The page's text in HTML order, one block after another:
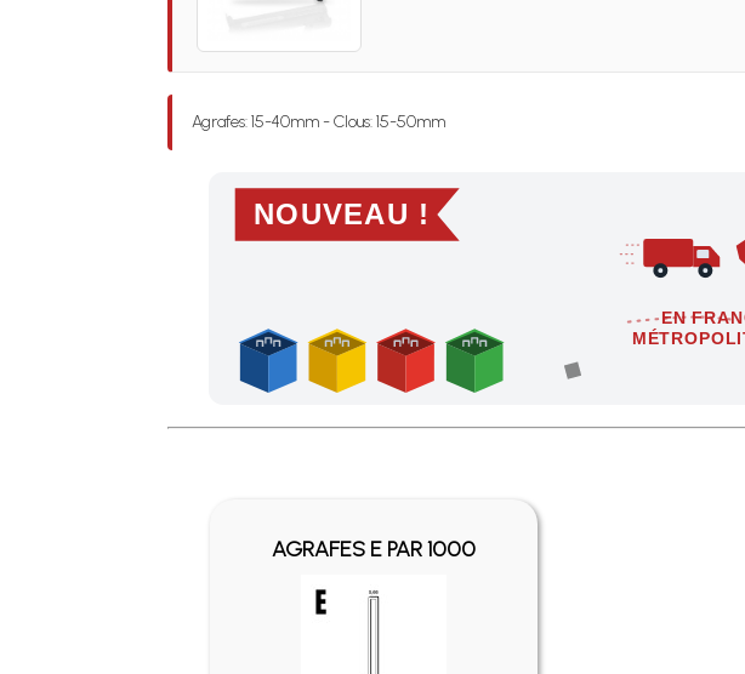
Agrafes: 15-40mm - Clous: 15-50mm
NOUVEAU !
EN
Profitez des Frais de port offerts en France métropolitaine dès l'achat
AGRAFES E PAR 1000